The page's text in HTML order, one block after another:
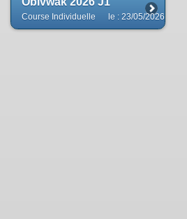
Course Individuelle le : 23/05/2026